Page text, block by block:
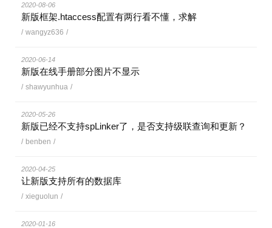
2020-08-06
新版框架.htaccess配置有两行看不懂，求解
/ wangyz636 /
2020-06-14
新版在线手册部分图片不显示
/ shawyunhua /
2020-05-26
新版已经不支持spLinker了，是否支持级联查询和更新？
/ benben /
2020-04-25
让新版支持所有的数据库
/ xieguolun /
2020-01-16